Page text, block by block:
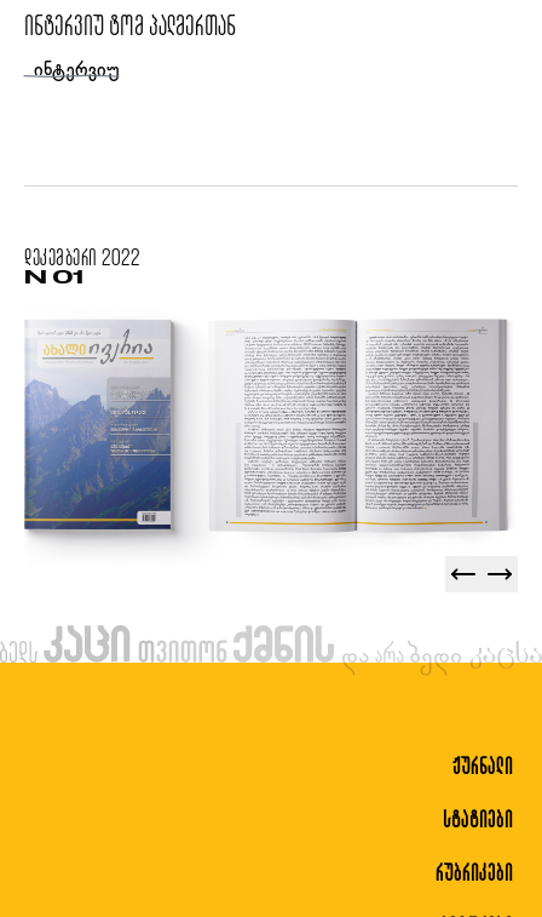
ინტერვიუ ტომ პალმერთან
ინტერვიუ
დეკემბერი 2022
N 01
ჟურნალი
სტატიები
რუბრიკები